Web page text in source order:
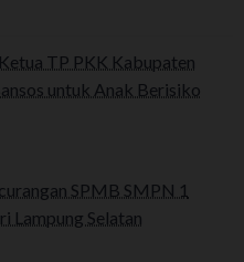
TP PKK Kabupaten
untuk Anak Berisiko
SPMB SMPN 1
Lampung Selatan